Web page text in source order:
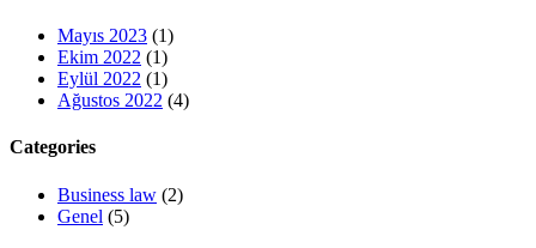
Mayıs 2023 (1)
Ekim 2022 (1)
Eylül 2022 (1)
Ağustos 2022 (4)
Categories
Business law (2)
Genel (5)